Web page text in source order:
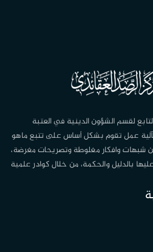
لقسم الشؤون الدينية في العتبة
عمل تقوم بشكل أساس على تتبع ماهو
شبهات وافكار مغلوطة وتصريحات مغرضة،
بالدليل والحكمة، من خلال كوادر علمية